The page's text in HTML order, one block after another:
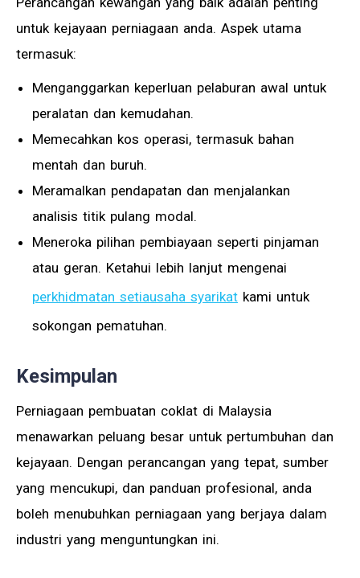
untuk kejayaan perniagaan anda. Aspek utama
termasuk:
Menganggarkan keperluan pelaburan awal untuk
peralatan dan kemudahan.
Memecahkan kos operasi, termasuk bahan
mentah dan buruh.
Meramalkan pendapatan dan menjalankan
analisis titik pulang modal.
Meneroka pilihan pembiayaan seperti pinjaman
atau geran. Ketahui lebih lanjut mengenai
perkhidmatan setiausaha syarikat kami untuk
sokongan pematuhan.
Kesimpulan
Perniagaan pembuatan coklat di Malaysia
menawarkan peluang besar untuk pertumbuhan dan
kejayaan. Dengan perancangan yang tepat, sumber
yang mencukupi, dan panduan profesional, anda
boleh menubuhkan perniagaan yang berjaya dalam
industri yang menguntungkan ini.